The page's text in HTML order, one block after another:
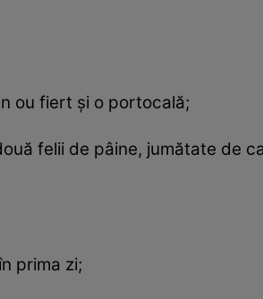
ou fiert şi o portocală;
felii de pâine, jumătate de
prima zi;